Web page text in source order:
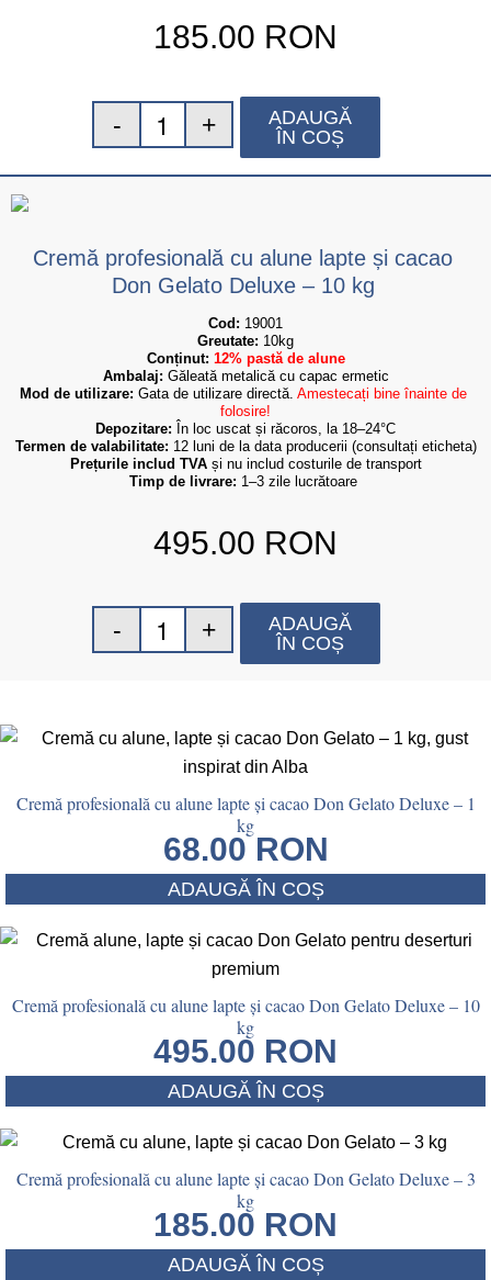
185.00 RON
ADAUGĂ
ÎN COȘ
Cremă profesională cu alune lapte și cacao
Don Gelato Deluxe – 10 kg
Cod: 19001
Greutate: 10kg
Conținut: 12% pastă de alune
Ambalaj: Găleată metalică cu capac ermetic
Mod de utilizare: Gata de utilizare directă. Amestecați bine înainte de
folosire!
Depozitare: În loc uscat și răcoros, la 18–24°C
Termen de valabilitate: 12 luni de la data producerii (consultați eticheta)
Prețurile includ TVA și nu includ costurile de transport
Timp de livrare: 1–3 zile lucrătoare
495.00 RON
ADAUGĂ
ÎN COȘ
Cremă profesională cu alune lapte și cacao Don Gelato Deluxe – 1
kg
68.00RON
ADAUGĂ ÎN COȘ
Cremă profesională cu alune lapte și cacao Don Gelato Deluxe – 10
kg
495.00 RON
ADAUGĂ ÎN COȘ
Cremă profesională cu alune lapte și cacao Don Gelato Deluxe – 3
kg
185.00 RON
ADAUGĂ ÎN COȘ